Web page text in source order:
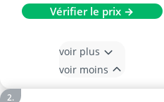
Vérifier le prix →
voir plus
voir moins